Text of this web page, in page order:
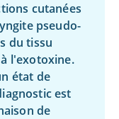
cutanées
pseudo-
du tissu
l'exotoxine.
état de
est
de